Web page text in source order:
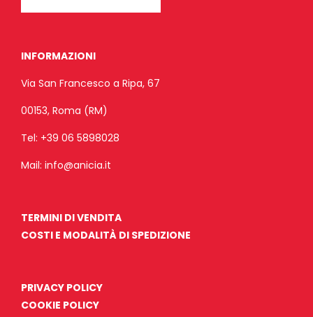
INFORMAZIONI
Via San Francesco a Ripa, 67
00153, Roma (RM)
Tel: +39 06 5898028
Mail: info@anicia.it
TERMINI DI VENDITA
COSTI E MODALITÀ DI SPEDIZIONE
PRIVACY POLICY
COOKIE POLICY